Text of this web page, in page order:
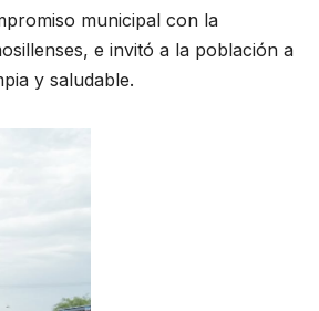
municipal con la
e invitó a la población a
y saludable.